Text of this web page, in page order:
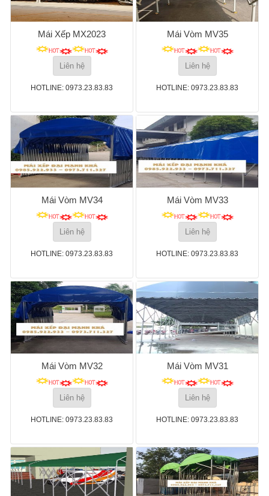
Mái Xếp MX2023
Liên hệ
HOTLINE: 0973.23.83.83
Mái Vòm MV35
Liên hệ
HOTLINE: 0973.23.83.83
Mái Vòm MV34
Liên hệ
HOTLINE: 0973.23.83.83
Mái Vòm MV33
Liên hệ
HOTLINE: 0973.23.83.83
Mái Vòm MV32
Liên hệ
HOTLINE: 0973.23.83.83
Mái Vòm MV31
Liên hệ
HOTLINE: 0973.23.83.83